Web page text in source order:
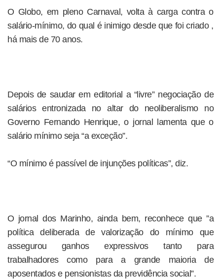
O Globo, em pleno Carnaval, volta à carga contra o
salário-mínimo, do qual é inimigo desde que foi criado ,
há mais de 70 anos.
Depois de saudar em editorial a “livre” negociação de
salários entronizada no altar do neoliberalismo no
Governo Fernando Henrique, o jornal lamenta que o
salário mínimo seja “a exceção”.
“O mínimo é passível de injunções políticas”, diz.
O jornal dos Marinho, ainda bem, reconhece que ”a
política deliberada de valorização do mínimo que
assegurou ganhos expressivos tanto para
trabalhadores como para a grande maioria de
aposentados e pensionistas da previdência social”.